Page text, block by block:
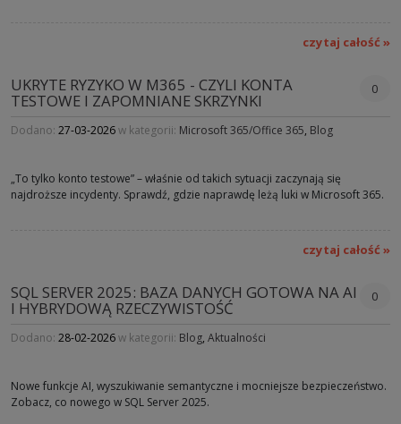
czytaj całość »
UKRYTE RYZYKO W M365 - CZYLI KONTA
TESTOWE I ZAPOMNIANE SKRZYNKI
0
Dodano: 27-03-2026w kategorii: Microsoft 365/Office 365, Blog
„To tylko konto testowe” – właśnie od takich sytuacji zaczynają się
najdroższe incydenty. Sprawdź, gdzie naprawdę leżą luki w Microsoft 365.
czytaj całość »
SQL SERVER 2025: BAZA DANYCH GOTOWA NA AI
I HYBRYDOWĄ RZECZYWISTOŚĆ
0
Dodano: 28-02-2026w kategorii: Blog, Aktualności
Nowe funkcje AI, wyszukiwanie semantyczne i mocniejsze bezpieczeństwo.
Zobacz, co nowego w SQL Server 2025.